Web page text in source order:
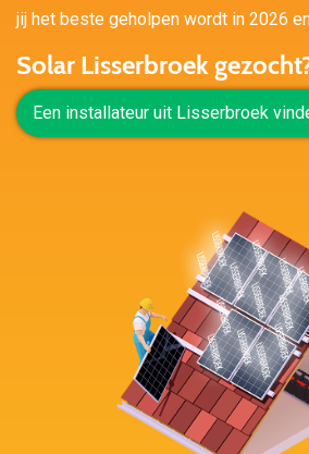
jij het beste geholpen wordt in 2026
Solar Lisserbroek
Een installateur uit Lisserbroek